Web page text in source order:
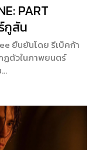
PART
กูสัน
ยืนยันโดย รีเบ็คก้า
ฏตัวในภาพยนตร์